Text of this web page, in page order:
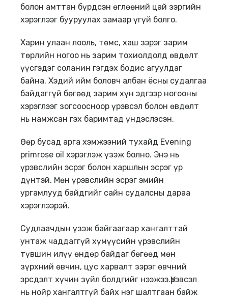
болон амттан бүрдсэн өглөөний цай зэргийн
хэрэглээг бууруулах замаар үгүй болго.
Харин улаан лооль, төмс, хаш зэрэг зарим
төрлийн ногоо нь зарим тохиолдолд өвдөлт
үүсгэдэг соланин гэгдэх бодис агуулдаг
байна. Хэдий ийм боловч албан ёсны судалгаа
байдаггүй бөгөөд зарим хүн эдгээр ногооны
хэрэглээг зогсоосноор үрэвсэл болон өвдөлт
нь намжсан гэх баримтад үндэслэсэн.
Өөр бусад арга хэмжээний тухайд Evening
primrose oil хэрэглэж үзэж болно. Энэ нь
үрэвслийн эсрэг болон харшлын эсрэг үр
дүнтэй. Мөн үрэвслийн эсрэг эмийн
ургамлууд байдгийг сайн судалсны дараа
хэрэглээрэй.
Судлаачдын үзэж байгаагаар хангалттай
унтаж чаддаггүй хүмүүсийн үрэвслийн
түвшин илүү өндөр байдаг бөгөөд мөн
зүрхний өвчин, цус харвалт зэрэг өвчний
эрсдэлт хүчин зүйл болдгийг нээжээ.Үрэвсэл
нь нойр хангалтгүй байх нэг шалтгаан байж